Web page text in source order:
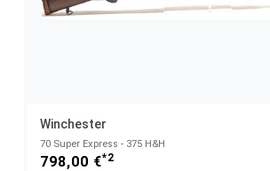
Winchester
70 Super Express - 375 H&H
798,00 €*2